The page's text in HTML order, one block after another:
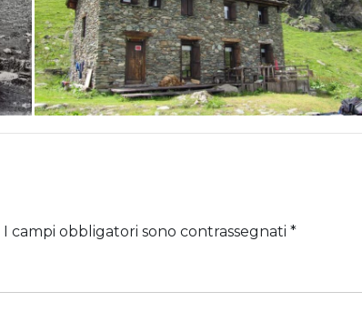
I campi obbligatori sono contrassegnati *